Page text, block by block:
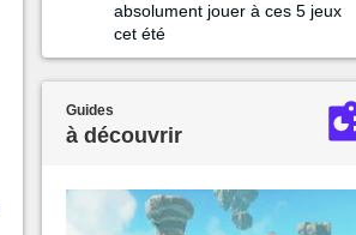
absolument jouer à ces 5 jeux
cet été
Guides
à découvrir